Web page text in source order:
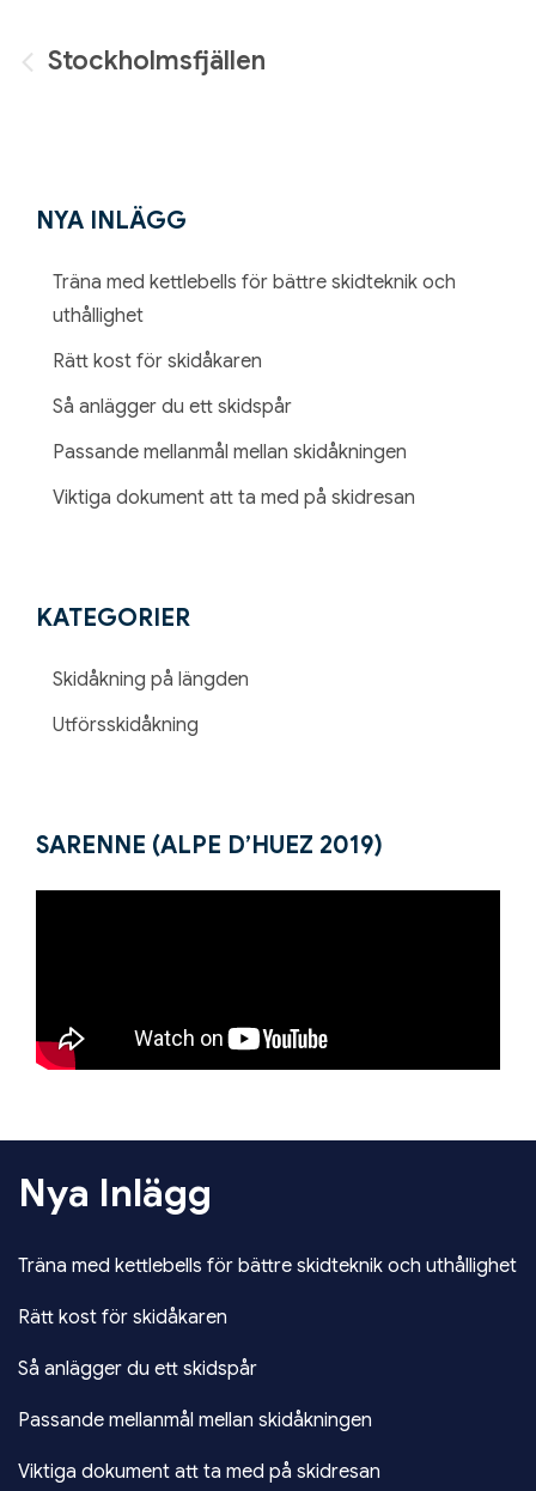
Inläggsnavigering
Stockholmsfjällen
NYA INLÄGG
Träna med kettlebells för bättre skidteknik och
uthållighet
Rätt kost för skidåkaren
Så anlägger du ett skidspår
Passande mellanmål mellan skidåkningen
Viktiga dokument att ta med på skidresan
KATEGORIER
Skidåkning på längden
Utförsskidåkning
SARENNE (ALPE D’HUEZ 2019)
Nya Inlägg
Träna med kettlebells för bättre skidteknik och uthållighet
Rätt kost för skidåkaren
Så anlägger du ett skidspår
Passande mellanmål mellan skidåkningen
Viktiga dokument att ta med på skidresan